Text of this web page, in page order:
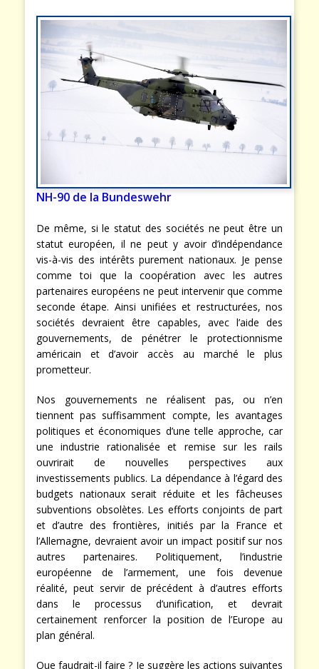
De même, si le statut des sociétés ne peut être un
statut européen, il ne peut y avoir d’indépendance
vis-à-vis des intérêts purement nationaux. Je pense
comme toi que la coopération avec les autres
partenaires européens ne peut intervenir que comme
seconde étape. Ainsi unifiées et restructurées, nos
sociétés devraient être capables, avec l’aide des
gouvernements, de pénétrer le protectionnisme
américain et d’avoir accès au marché le plus
Nos gouvernements ne réalisent pas, ou n’en
tiennent pas suffisamment compte, les avantages
politiques et économiques d’une telle approche, car
une industrie rationalisée et remise sur les rails
ouvrirait de nouvelles perspectives aux
investissements publics. La dépendance à l’égard des
budgets nationaux serait réduite et les fâcheuses
subventions obsolètes. Les efforts conjoints de part
et d’autre des frontières, initiés par la France et
l’Allemagne, devraient avoir un impact positif sur nos
autres partenaires. Politiquement, l’industrie
européenne de l’armement, une fois devenue
réalité, peut servir de précédent à d’autres efforts
dans le processus d’unification, et devrait
certainement renforcer la position de l’Europe au